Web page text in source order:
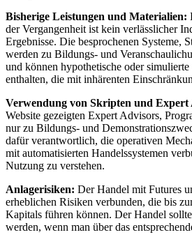
Bisherige Leistungen und Materialien:
der Vergangenheit ist kein verlässlicher
Ergebnisse. Die besprochenen Systeme,
werden zu Bildungs- und
und können hypothetische oder simulierte
enthalten, die mit inhärenten
Verwendung von Skripten und Expert
Website gezeigten Expert Advisors,
nur zu Bildungs- und
dafür verantwortlich, die operativen
mit automatisierten Handelssystemen
Nutzung zu verstehen.
Anlagerisiken: Der Handel mit Futures
erheblichen Risiken verbunden, die bis
Kapitals führen können. Der Handel
werden, wenn man über das